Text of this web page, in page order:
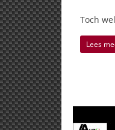
Toch
Lees